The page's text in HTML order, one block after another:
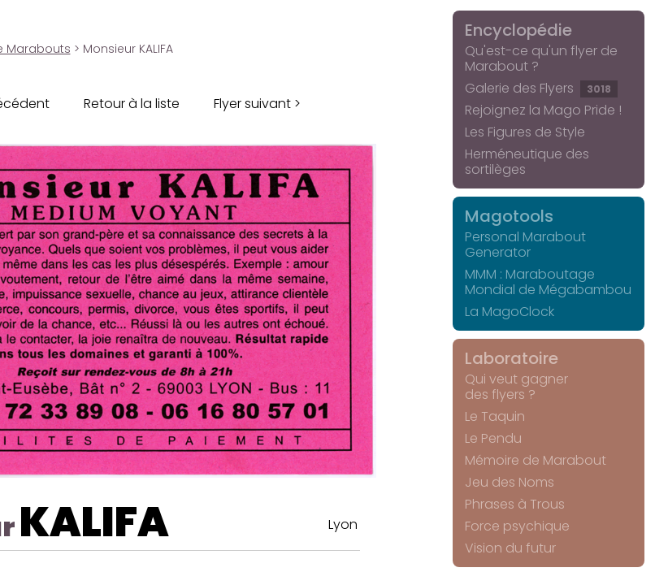
Marabouts > Monsieur KALIFA
Retour à la liste Flyer suivant >
KALIFA Lyon
Encyclopédie
Qu'est-ce qu'un flyer de
Marabout ?
Galerie des Flyers
3018
Rejoignez la Mago Pride !
Les Figures de Style
Herméneutique des
sortilèges
Magotools
Personal Marabout
Generator
MMM : Maraboutage
Mondial de Mégabambou
La MagoClock
Laboratoire
Qui veut gagner
des flyers ?
Le Taquin
Le Pendu
Mémoire de Marabout
Jeu des Noms
Phrases à Trous
Force psychique
Vision du futur